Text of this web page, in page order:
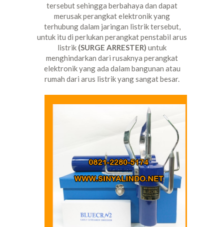
tersebut sehingga berbahaya dan dapat
merusak perangkat elektronik yang
terhubung dalam jaringan listrik tersebut,
untuk itu di perlukan perangkat penstabil arus
listrik (SURGE ARRESTER) untuk
menghindarkan dari rusaknya perangkat
elektronik yang ada dalam bangunan atau
rumah dari arus listrik yang sangat besar.